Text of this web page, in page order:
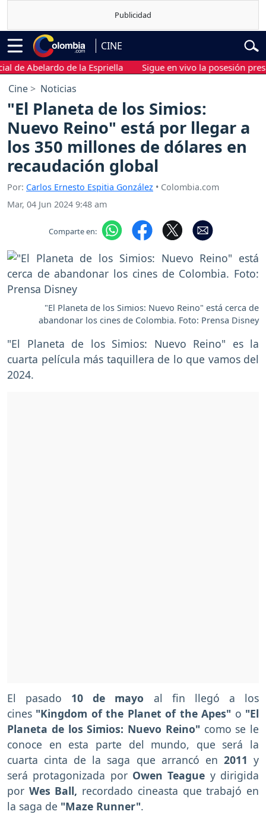
CINE
Abelardo de la Espriella Sigue en vivo la posesión
Cine Noticias
"El Planeta de los Simios:
Nuevo Reino" está por llegar a
los 350 millones de dólares en
recaudación global
Por: Carlos Ernesto Espitia González • Colombia.com
Mar, 04 Jun 2024 9:48 am
Comparte en:
"El Planeta de los Simios: Nuevo Reino" está cerca de
abandonar los cines de Colombia. Foto: Prensa Disney
"El Planeta de los Simios: Nuevo Reino" es la
cuarta película más taquillera de lo que vamos del
2024.
El pasado 10 de mayo al fin llegó a los
cines "Kingdom of the Planet of the Apes" o "El
Planeta de los Simios: Nuevo Reino" como se le
conoce en esta parte del mundo, que será la
cuarta cinta de la saga que arrancó en 2011y
será protagonizada por Owen Teague y dirigida
por Wes Ball, recordado cineasta que trabajó en
la saga de "Maze Runner".